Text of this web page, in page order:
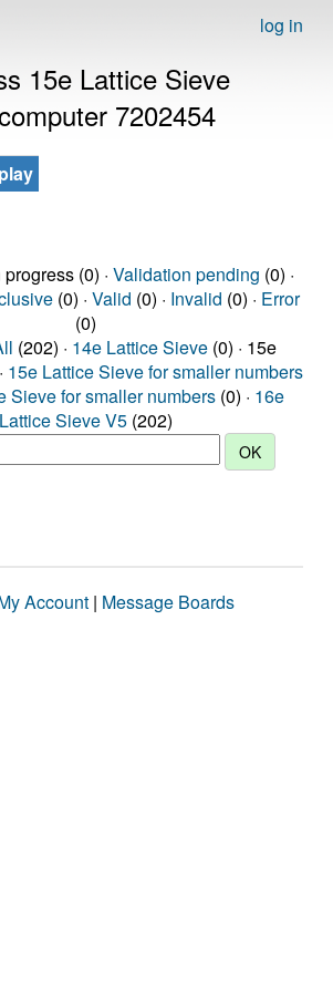
log in
15e Lattice Sieve
7202454
progress (0) · Validation pending (0) ·
(0) · Valid (0) · Invalid (0) · Error
(0)
(202) · 14e Lattice Sieve(0) · 15e
15e Lattice Sieve for smaller numbers
Sieve for smaller numbers (0) · 16e
Lattice Sieve V5(202)
Account | Message Boards